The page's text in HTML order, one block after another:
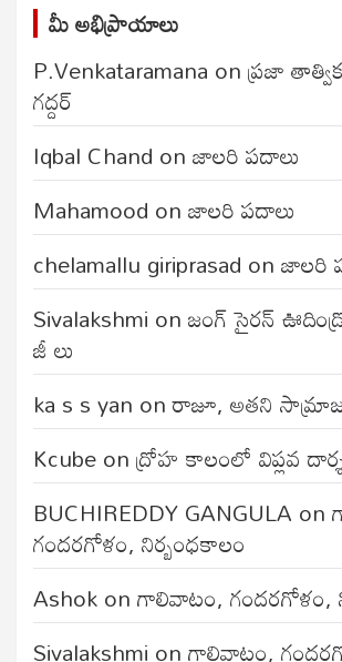
మీ అభిప్రాయాలు
P.Venkataramana onప్రజా
గద్దర్
Iqbal Chand onజాలరి పదాలు
Mahamood onజాలరి పదాలు
chelamallu giriprasad onజాలరి
Sivalakshmi onజంగ్‌ సైరన్‌
జీ లు
ka s s yan onరాజూ, అతని
Kcubeonద్రోహ కాలంలో విప్లవ
BUCHIREDDY GANGULA on
గందరగోళం, నిర్బంధకాలం
Ashokonగాలివాటం, గందరగోళం,
Sivalakshmi onగాలివాటం,